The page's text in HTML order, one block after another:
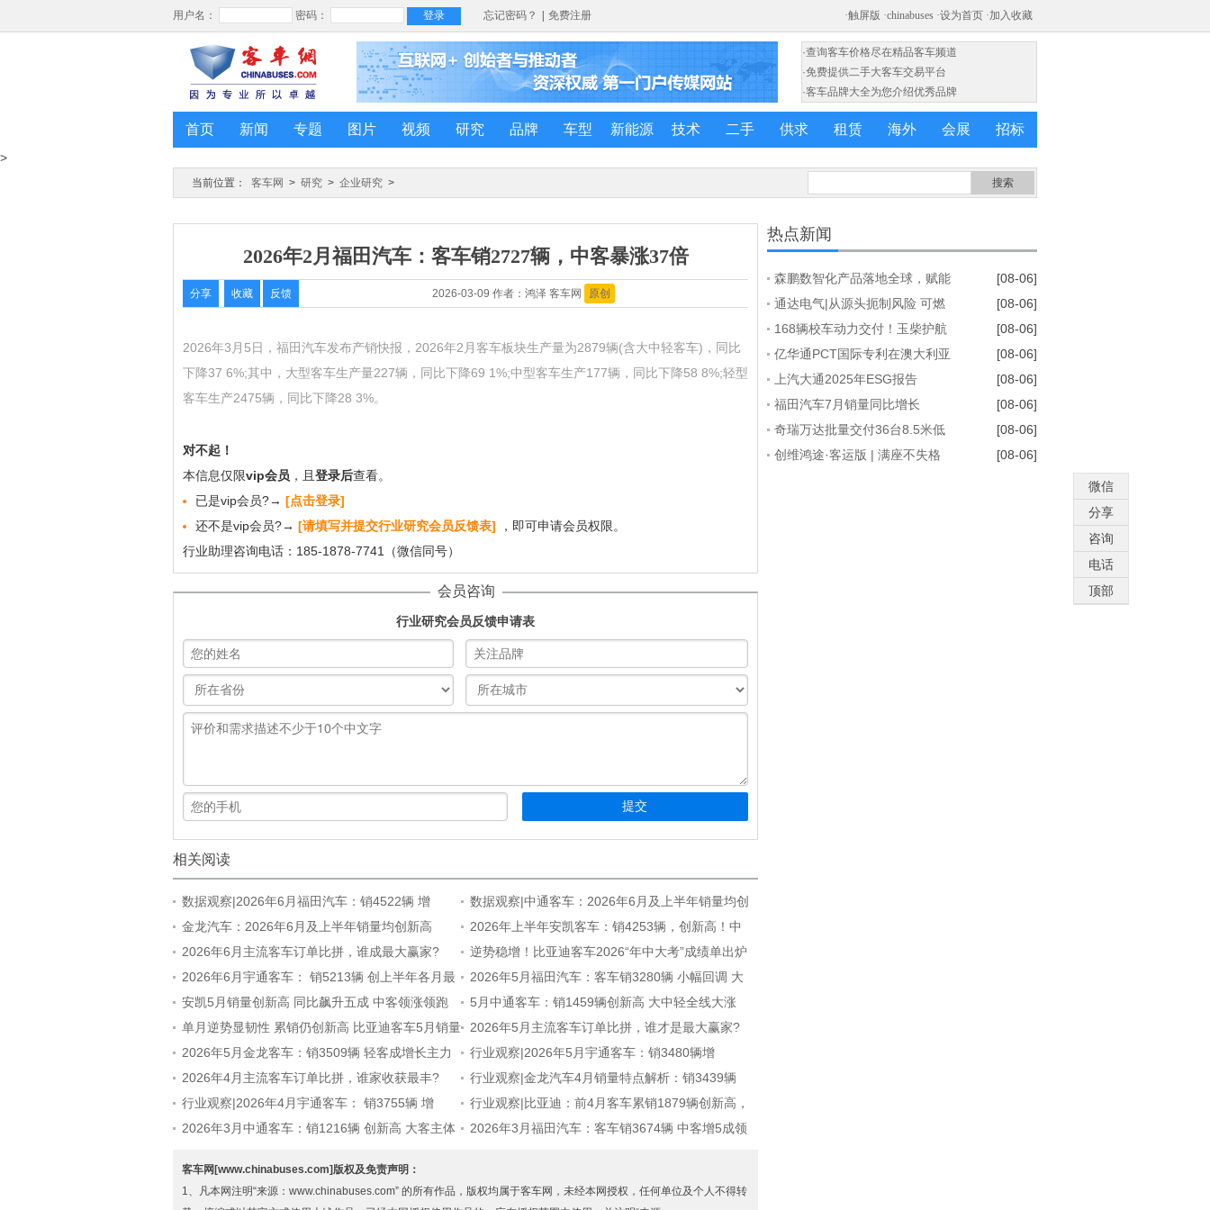
·查询客车价格尽在精品客车频道
·免费提供二手大客车交易平台
·客车品牌大全为您介绍优秀品牌
首页 新闻 专题 图片 视频 研究 品牌 车型 新能源 技术 二手 供求 租赁 海外 会展 招标
>
当前位置： 客车网 > 研究 > 企业研究 >
2026年2月福田汽车：客车销2727辆，中客暴涨37倍
2026-03-09 作者：鸿泽 客车网 原创
分享 收藏 反馈
2026年3月5日，福田汽车发布产销快报，2026年2月客车板块生产量为2879辆(含大中轻客车)，同比
下降37 6%;其中，大型客车生产量227辆，同比下降69 1%;中型客车生产177辆，同比下降58 8%;轻型
客车生产2475辆，同比下降28 3%。
对不起！
本信息仅限vip会员 ，且 登录后查看。
已是vip会员?→ [点击登录]
还不是vip会员?→ [请填写并提交行业研究会员反馈表]
，即可申请会员权限。
行业助理咨询电话：185-1878-7741（微信同号）
会员咨询
行业研究会员反馈申请表
相关阅读
数据观察|2026年6月福田汽车：销4522辆 增
10.21% 大中轻客全线飘红
数据观察|中通客车：2026年6月及上半年销量均创
新高
金龙汽车：2026年6月及上半年销量均创新高
2026年上半年安凯客车：销4253辆，创新高！中
客飙升7成
2026年6月主流客车订单比拼，谁成最大赢家?
逆势稳增！比亚迪客车2026“年中大考”成绩单出炉
2026年6月宇通客车： 销5213辆 创上半年各月最
高
2026年5月福田汽车：客车销3280辆 小幅回调 大
客稳健上扬
安凯5月销量创新高 同比飙升五成 中客领涨领跑
5月中通客车：销1459辆创新高 大中轻全线大涨
单月逆势显韧性 累销仍创新高 比亚迪客车5月销量
简析
2026年5月主流客车订单比拼，谁才是最大赢家?
2026年5月金龙客车：销3509辆 轻客成增长主力
行业观察|2026年5月宇通客车：销3480辆增
14%，大中轻“全线飘红”
2026年4月主流客车订单比拼，谁家收获最丰?
行业观察|金龙汽车4月销量特点解析：销3439辆
轻客领涨
行业观察|2026年4月宇通客车： 销3755辆 增
12.49% 轻客大涨7成
行业观察|比亚迪：前4月客车累销1879辆创新高，
同比增23.54%
2026年3月中通客车：销1216辆 创新高 大客主体
2026年3月福田汽车：客车销3674辆 中客增5成领
客车网[www.chinabuses.com]版权及免责声明：
1、凡本网注明“来源：www.chinabuses.com” 的所有作品，版权均属于客车网，未经本网授权，任何单位及个人不得转
热点新闻
森鹏数智化产品落地全球，赋能
公共交通新升级
[08-06]
通达电气|从源头扼制风险 可燃
气体探测系统灵敏感知商用车燃
气泄漏
[08-06]
168辆校车动力交付！玉柴护航
学子平安出行
[08-06]
亿华通PCT国际专利在澳大利亚
成功授权
[08-06]
上汽大通2025年ESG报告
[08-06]
福田汽车7月销量同比增长
12.6% 出口劲增90.7%
[08-06]
奇瑞万达批量交付36台8.5米低
地板纯电公交
[08-06]
创维鸿途·客运版 | 满座不失格
[08-06]
微信
分享
咨询
电话
顶部